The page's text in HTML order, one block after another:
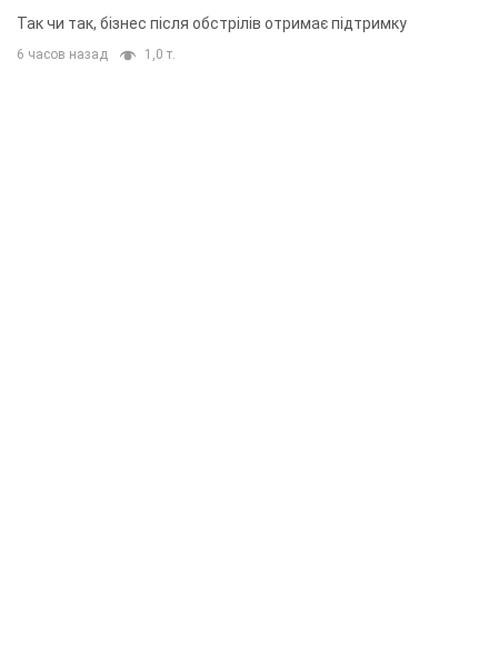
приміщень
Так чи так, бізнес після обстрілів отримає підтримку
6 часов назад 1,0 т.